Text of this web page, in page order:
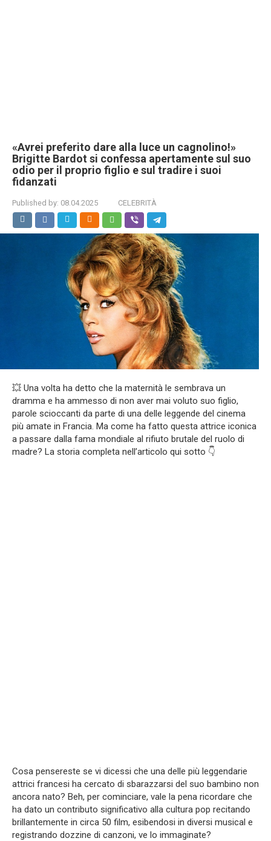
«Avrei preferito dare alla luce un cagnolino!»
Brigitte Bardot si confessa apertamente sul suo
odio per il proprio figlio e sul tradire i suoi
fidanzati
Published by: 08.04.2025 CELEBRITÀ
💥 Una volta ha detto che la maternità le sembrava un
dramma e ha ammesso di non aver mai voluto suo figlio,
parole scioccanti da parte di una delle leggende del cinema
più amate in Francia. Ma come ha fatto questa attrice iconica
a passare dalla fama mondiale al rifiuto brutale del ruolo di
madre? La storia completa nell’articolo qui sotto 👇
Cosa pensereste se vi dicessi che una delle più leggendarie
attrici francesi ha cercato di sbarazzarsi del suo bambino non
ancora nato? Beh, per cominciare, vale la pena ricordare che
ha dato un contributo significativo alla cultura pop recitando
brillantemente in circa 50 film, esibendosi in diversi musical e
registrando dozzine di canzoni, ve lo immaginate?